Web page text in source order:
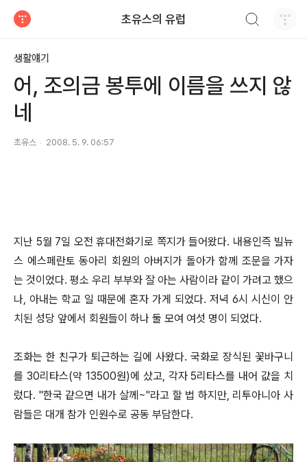
초유스의 유럽
생활얘기
어, 조의금 봉투에 이름을 쓰지 않
네
초유스 2008. 5. 9. 06:57
지난 5월 7일 오전 휴대전화기로 쪽지가 들어왔다. 내용인즉 빌뉴
스 에스페란토 동아리 회원의 아버지가 돌아가 함께 조문을 가자
는 것이었다. 평소 우리 부부와 잘 아는 사람이라 같이 가려고 했으
나, 아내는 학교 일 때문에 혼자 가게 되었다. 저녁 6시 시신이 안
치된 성당 앞에서 회원들이 하나 둘 모여 여섯 명이 되었다.
조화는 한 친구가 퇴근하는 길에 사왔다. 국화로 장식된 꽃바구니
를 30리타스(약 13500원)에 샀고, 각자 5리타스를 내어 값을 치
렀다. "한국 같으면 내가 살께~"라고 할 법 하지만, 리투아니아 사
람들은 대개 참가 인원수로 공동 부담한다.